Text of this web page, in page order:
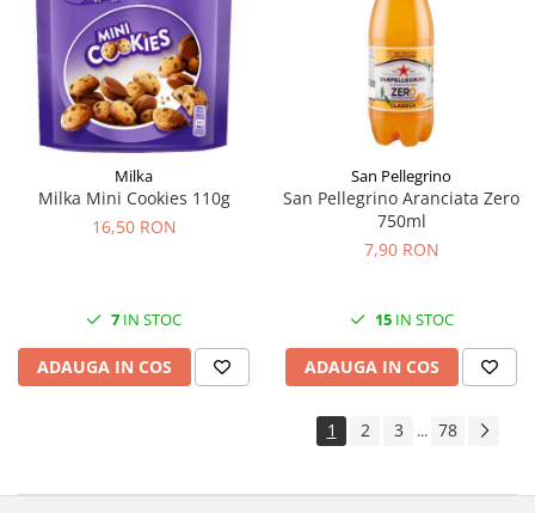
Milka
Milka Mini Cookies 110g
16,50 RON
7 IN STOC
ADAUGA IN COS
San Pellegrino
San Pellegrino Aranciata Zero
750ml
7,90 RON
15IN STOC
ADAUGA IN COS
1 2 3 ... 78